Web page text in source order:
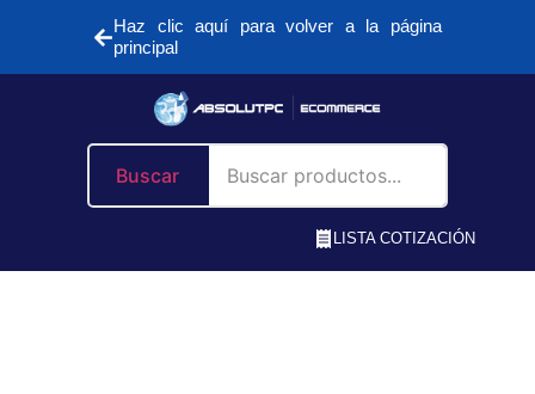
Haz clic aquí para volver a la página
principal
Buscar
LISTA COTIZACIÓN